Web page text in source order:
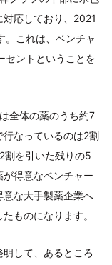
応しており、2021
。これは、ベンチャ
セントということを
全体の薬のうち約7
なっているのは2割
割を引いた残りの5
得意なベンチャー
な大手製薬企業へ
ものになります。
して、あるところ